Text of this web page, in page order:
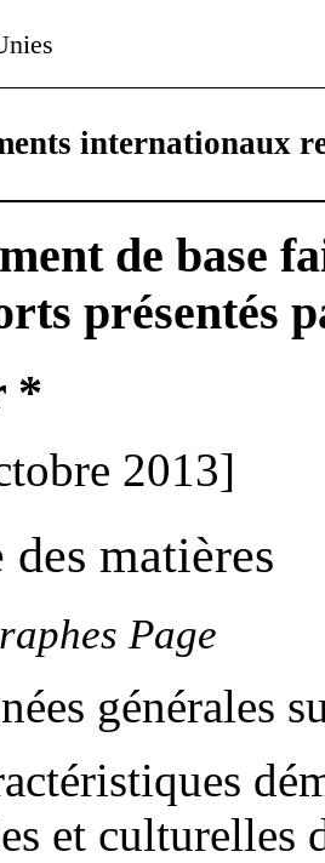
internationaux
de base
présentés
*
2013]
des matières
Page
générales
et culturelles